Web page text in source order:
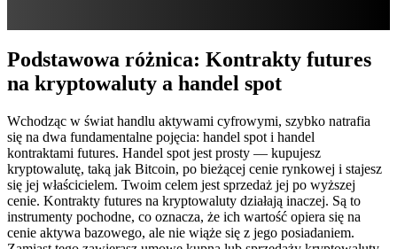
Podstawowa różnica: Kontrakty futures
na kryptowaluty a handel spot
Wchodząc w świat handlu aktywami cyfrowymi, szybko natrafia
się na dwa fundamentalne pojęcia: handel spot i handel
kontraktami futures. Handel spot jest prosty — kupujesz
kryptowalutę, taką jak Bitcoin, po bieżącej cenie rynkowej i stajesz
się jej właścicielem. Twoim celem jest sprzedaż jej po wyższej
cenie. Kontrakty futures na kryptowaluty działają inaczej. Są to
instrumenty pochodne, co oznacza, że ich wartość opiera się na
cenie aktywa bazowego, ale nie wiąże się z jego posiadaniem.